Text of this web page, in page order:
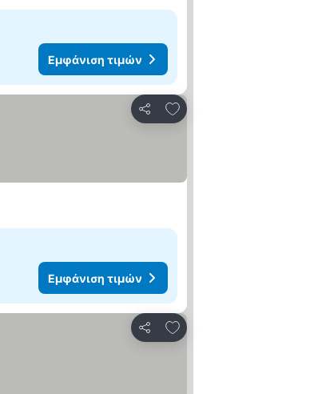
Εμφάνιση τιμών
Κοινοποίηση
Προσθήκη στα αγαπημένα
Εμφάνιση τιμών
Κοινοποίηση
Προσθήκη στα αγαπημένα